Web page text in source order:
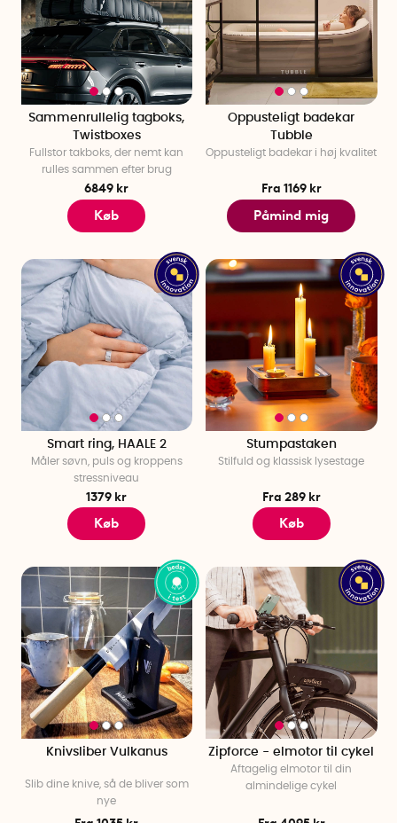
Sammenrullelig tagboks,
Twistboxes
Fullstor takboks, der nemt kan
rulles sammen efter brug
6849 kr
Køb
Oppusteligt badekar
Tubble
Oppusteligt badekar i høj kvalitet
Fra 1169 kr
Påmind mig
Smart ring, HAALE 2
Måler søvn, puls og kroppens
stressniveau
1379 kr
Køb
Stumpastaken
Stilfuld og klassisk lysestage
Fra 289 kr
Køb
Knivsliber Vulkanus
Slib dine knive, så de bliver som
nye
Zipforce - elmotor til cykel
Aftagelig elmotor til din
almindelige cykel